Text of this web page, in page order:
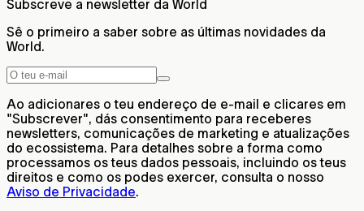
Subscreve a newsletter da World
Sê o primeiro a saber sobre as últimas novidades da
World.
Ao adicionares o teu endereço de e-mail e clicares em
"Subscrever", dás consentimento para receberes
newsletters, comunicações de marketing e atualizações
do ecossistema. Para detalhes sobre a forma como
processamos os teus dados pessoais, incluindo os teus
direitos e como os podes exercer, consulta o nosso
Aviso de Privacidade.